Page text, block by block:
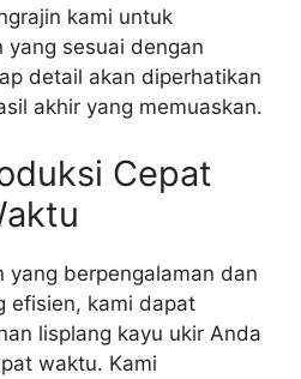
kami untuk
sesuai dengan
detail akan diperhatikan
akhir yang memuaskan.
Cepat
yang berpengalaman dan
efisien, kami dapat
lisplang kayu ukir Anda
waktu. Kami